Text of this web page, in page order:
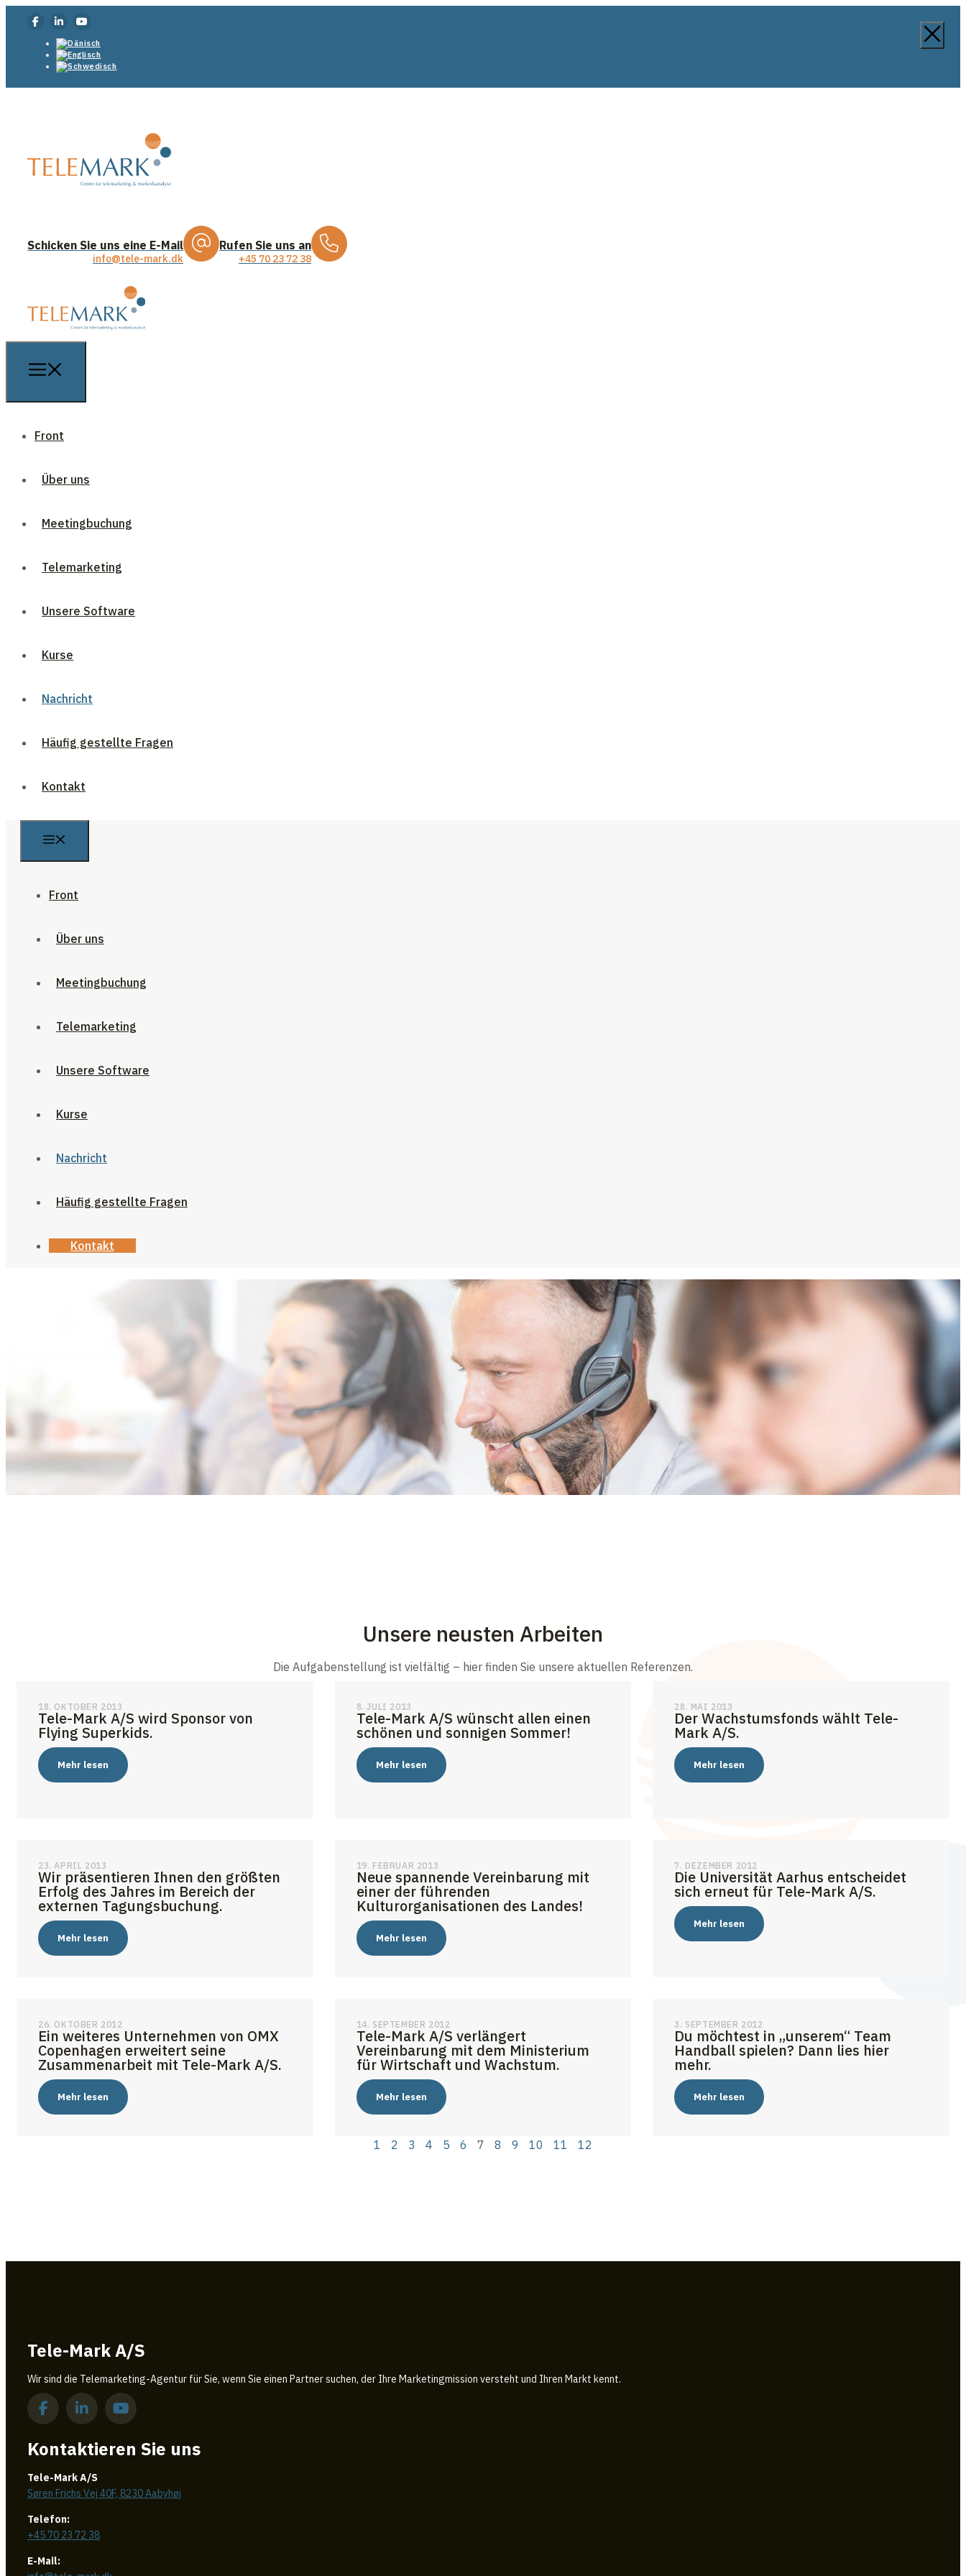
Schicken Sie uns eine E-Mail
info@tele-mark.dk
Rufen Sie uns an
+45 70 23 72 38
Front
Über uns
Meetingbuchung
Telemarketing
Unsere Software
Kurse
Nachricht
Häufig gestellte Fragen
Kontakt
Front
Über uns
Meetingbuchung
Telemarketing
Unsere Software
Kurse
Nachricht
Häufig gestellte Fragen
Kontakt
Unsere neusten Arbeiten
Die Aufgabenstellung ist vielfältig – hier finden Sie unsere aktuellen Referenzen.
18. OKTOBER 2013
Tele-Mark A/S wird Sponsor von
Flying Superkids.
Mehr lesen
8. JULI 2013
Tele-Mark A/S wünscht allen einen
schönen und sonnigen Sommer!
Mehr lesen
28. MAI 2013
Der Wachstumsfonds wählt Tele-
Mark A/S.
Mehr lesen
23. APRIL 2013
Wir präsentieren Ihnen den größten
Erfolg des Jahres im Bereich der
externen Tagungsbuchung.
Mehr lesen
19. FEBRUAR 2013
Neue spannende Vereinbarung mit
einer der führenden
Kulturorganisationen des Landes!
Mehr lesen
7. DEZEMBER 2012
Die Universität Aarhus entscheidet
sich erneut für Tele-Mark A/S.
Mehr lesen
26. OKTOBER 2012
Ein weiteres Unternehmen von OMX
Copenhagen erweitert seine
Zusammenarbeit mit Tele-Mark A/S.
Mehr lesen
14. SEPTEMBER 2012
Tele-Mark A/S verlängert
Vereinbarung mit dem Ministerium
für Wirtschaft und Wachstum.
Mehr lesen
3. SEPTEMBER 2012
Du möchtest in „unserem“ Team
Handball spielen? Dann lies hier
mehr.
Mehr lesen
1 2 3 4 5 6 7 8 9 10 11 12
Tele-Mark A/S
Wir sind die Telemarketing-Agentur für Sie, wenn Sie einen Partner suchen, der Ihre Marketingmission versteht und Ihren Markt kennt.
Kontaktieren Sie uns
Tele-Mark A/S
Søren Frichs Vej 40F, 8230 Aabyhøj
Telefon:
+45 70 23 72 38
E-Mail: